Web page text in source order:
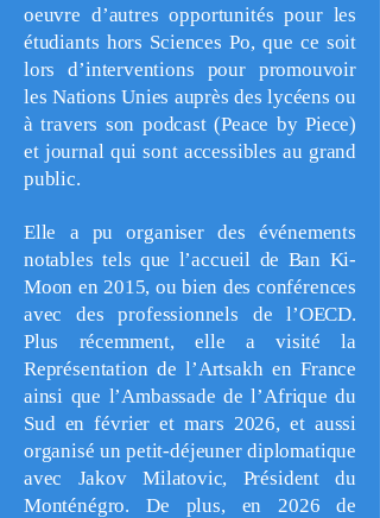
oeuvre d’autres opportunités pour les
étudiants hors Sciences Po, que ce soit
lors d’interventions pour promouvoir
les Nations Unies auprès des lycéens ou
à travers son podcast (Peace by Piece)
et journal qui sont accessibles au grand
public.
Elle a pu organiser des événements
notables tels que l’accueil de Ban Ki-
Moon en 2015, ou bien des conférences
avec des professionnels de l’OECD.
Plus récemment, elle a visité la
Représentation de l’Artsakh en France
ainsi que l’Ambassade de l’Afrique du
Sud en février et mars 2026, et aussi
organisé un petit-déjeuner diplomatique
avec Jakov Milatovic, Président du
Monténégro. De plus, en 2026 de